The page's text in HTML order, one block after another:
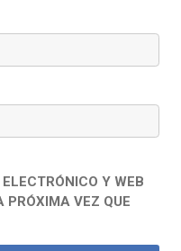
Y WEB
PRÓXIMA VEZ QUE